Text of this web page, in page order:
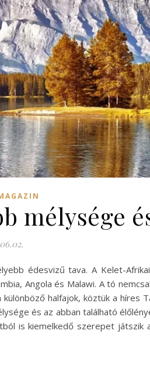
mélysége
édesvizű tava. A Kelet-
Angola és Malawi. A tó
halfajok, köztük a híres
és az abban található
is kiemelkedő szerepet játszik